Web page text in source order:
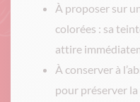
À proposer sur
colorées : sa
attire
À conserver à
pour préserver